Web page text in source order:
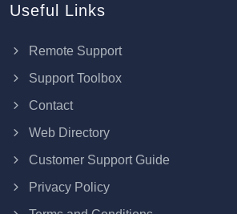
Useful Links
Remote Support
Support Toolbox
Contact
Web Directory
Customer Support Guide
Privacy Policy